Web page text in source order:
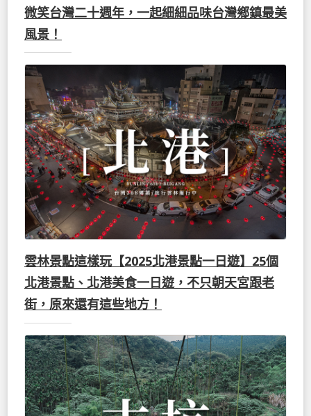
微笑台灣二十週年，一起細細品味台灣鄉鎮最美
風景！
雲林景點這樣玩【2025北港景點一日遊】25個
北港景點、北港美食一日遊，不只朝天宮跟老
街，原來還有這些地方！